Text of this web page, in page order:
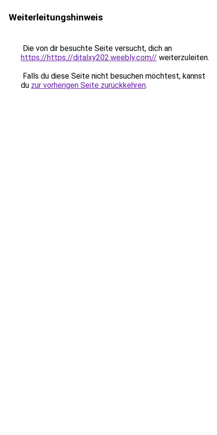
Weiterleitungshinweis
Die von dir besuchte Seite versucht, dich an
https://https://ditalxy202.weebly.com// weiterzuleiten.
Falls du diese Seite nicht besuchen möchtest, kannst
du zur vorherigen Seite zurückkehren.